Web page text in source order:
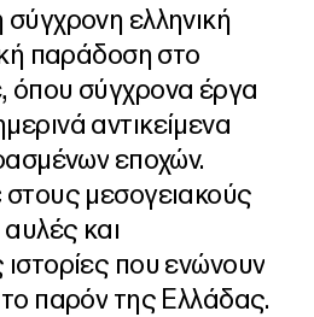
σύγχρονη ελληνική
παράδοση στο
όπου σύγχρονα έργα
αντικείμενα
εποχών.
στους μεσογειακούς
αυλές και
ιστορίες που ενώνουν
το παρόν της Ελλάδας.